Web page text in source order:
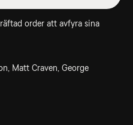
order att avfyra sina
Matt Craven, George